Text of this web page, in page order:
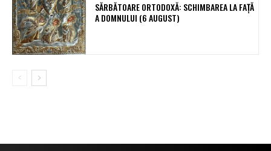
SĂRBĂTOARE ORTODOXĂ: SCHIMBAREA LA FAȚĂ
A DOMNULUI (6 AUGUST)